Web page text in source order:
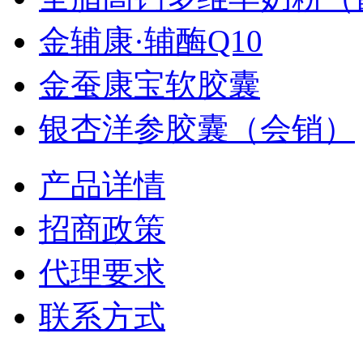
金辅康·辅酶Q10
金蚕康宝软胶囊
银杏洋参胶囊（会销）
产品详情
招商政策
代理要求
联系方式